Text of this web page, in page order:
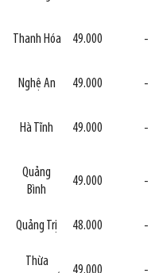
Thanh Hóa 49.000 -
Nghệ An 49.000 -
Hà Tĩnh 49.000 -
Quảng
Bình
49.000 -
Quảng Trị 48.000 -
Thừa
49.000 -